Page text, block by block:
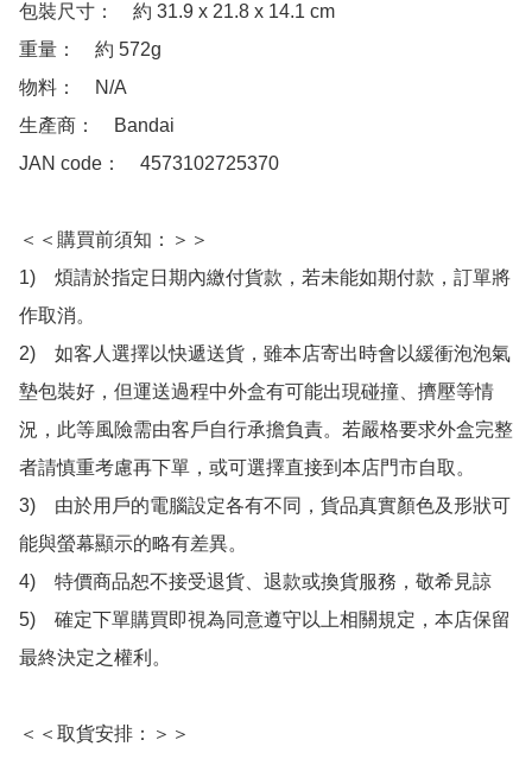
包裝尺寸：　約 31.9 x 21.8 x 14.1 cm
重量：　約 572g
物料：　N/A
生產商：　Bandai
JAN code：　4573102725370
＜＜購買前須知：＞＞
1)　煩請於指定日期內繳付貨款，若未能如期付款，訂單將
作取消。
2)　如客人選擇以快遞送貨，雖本店寄出時會以緩衝泡泡氣
墊包裝好，但運送過程中外盒有可能出現碰撞、擠壓等情
況，此等風險需由客戶自行承擔負責。若嚴格要求外盒完整
者請慎重考慮再下單，或可選擇直接到本店門市自取。
3)　由於用戶的電腦設定各有不同，貨品真實顏色及形狀可
能與螢幕顯示的略有差異。
4)　特價商品恕不接受退貨、退款或換貨服務，敬希見諒
5)　確定下單購買即視為同意遵守以上相關規定，本店保留
最終決定之權利。
＜＜取貨安排：＞＞